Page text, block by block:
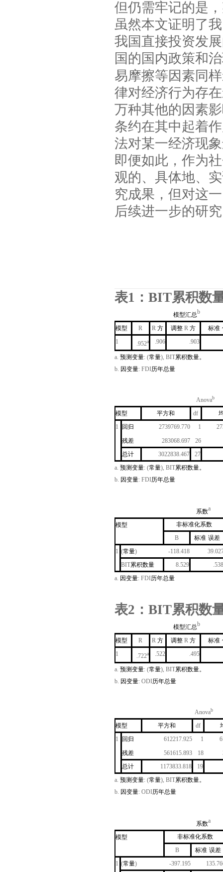
但仍需牢记的是
虽然本文证明了
我国直接投资发
国的国内政策和
易摩擦等因素同
律对经济行为存
万种其他的因素
条约在其中起着
法对某一经济现
即便如此，作为
观的、具体地、
究成果，但对这
后续进一步的研
表1 ： BIT累积数
模型汇总b
模型 R R方 调整 R 方 标准
1
.952a .906 .903
a. 预测变量: (常量), BIT累积数量。
b. 因变量: FDI历年总量
Anovab
模型 平方和 df
1
回归 2739769.770 1
残差
283068.697 26
总计
3022838.467
27
a. 预测变量: (常量), BIT累积数量。
b. 因变量: FDI历年总量
系数a
模型
非标准化系数
B
标准 误差
1 (常量) -118.418
BIT累积数量 8.529
.538
a. 因变量: FDI历年总量
表2 ： BIT累积数
模型汇总b
模型 R R方 调整 R 方 标准
1
.722a .522 .495
a. 预测变量: (常量), BIT累积数量。
b. 因变量: ODI历年总量
Anovab
模型 平方和 df
1
回归 612217.925 1
残差
561615.893 18
总计
1173833.818
19
a. 预测变量: (常量), BIT累积数量。
b. 因变量: ODI历年总量
系数a
模型
非标准化系数
B
标准 误差
1 (常量) -397.195